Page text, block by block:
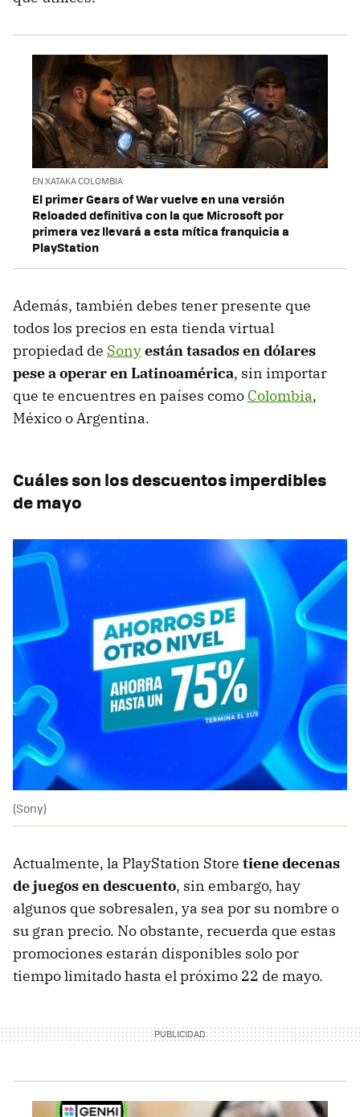
EN XATAKA COLOMBIA
El primer Gears of War vuelve en una versión
Reloaded definitiva con la que Microsoft por
primera vez llevará a esta mítica franquicia a
PlayStation
Además, también debes tener presente que
todos los precios en esta tienda virtual
propiedad de Sonyestán tasados en dólares
pese a operar en Latinoamérica, sin importar
que te encuentres en países como Colombia,
México o Argentina.
Cuáles son los descuentos imperdibles
de mayo
(Sony)
Actualmente, la PlayStation Store tiene decenas
de juegos en descuento, sin embargo, hay
algunos que sobresalen, ya sea por su nombre o
su gran precio. No obstante, recuerda que estas
promociones estarán disponibles solo por
tiempo limitado hasta el próximo 22 de mayo.